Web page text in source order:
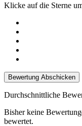
Klicke auf die Sterne
Bewertung Abschicken
Durchschnittliche
Bisher keine
bewertet.